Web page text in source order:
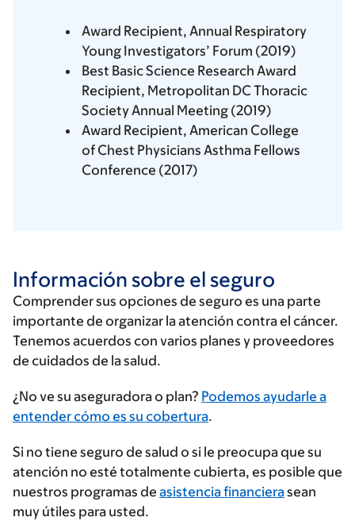
Award Recipient, Annual Respiratory
Young Investigators’ Forum (2019)
Best Basic Science Research Award
Recipient, Metropolitan DC Thoracic
Society Annual Meeting (2019)
Award Recipient, American College
of Chest Physicians Asthma Fellows
Conference (2017)
Información sobre el seguro
Comprender sus opciones de seguro es una parte
importante de organizar la atención contra el cáncer.
Tenemos acuerdos con varios planes y proveedores
de cuidados de la salud.
Ingrese
su
de
seguros
¿No ve su aseguradora o plan? Podemos ayudarle a
entender cómo es su cobertura.
Si no tiene seguro de salud o si le preocupa que su
atención no esté totalmente cubierta, es posible que
nuestros programas de asistencia financierasean
muy útiles para usted.